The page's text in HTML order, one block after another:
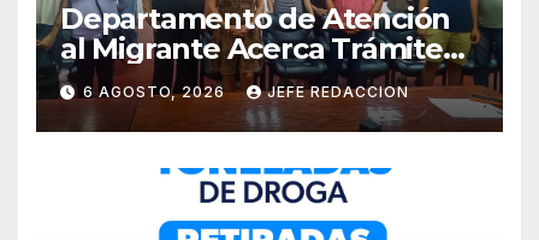
Departamento de Atención
al Migrante Acerca Trámite
de Pasaportes
Estadounidenses a
Residentes de Lázaro
Cárdenas
6 AGOSTO, 2026 JEFE REDACCION